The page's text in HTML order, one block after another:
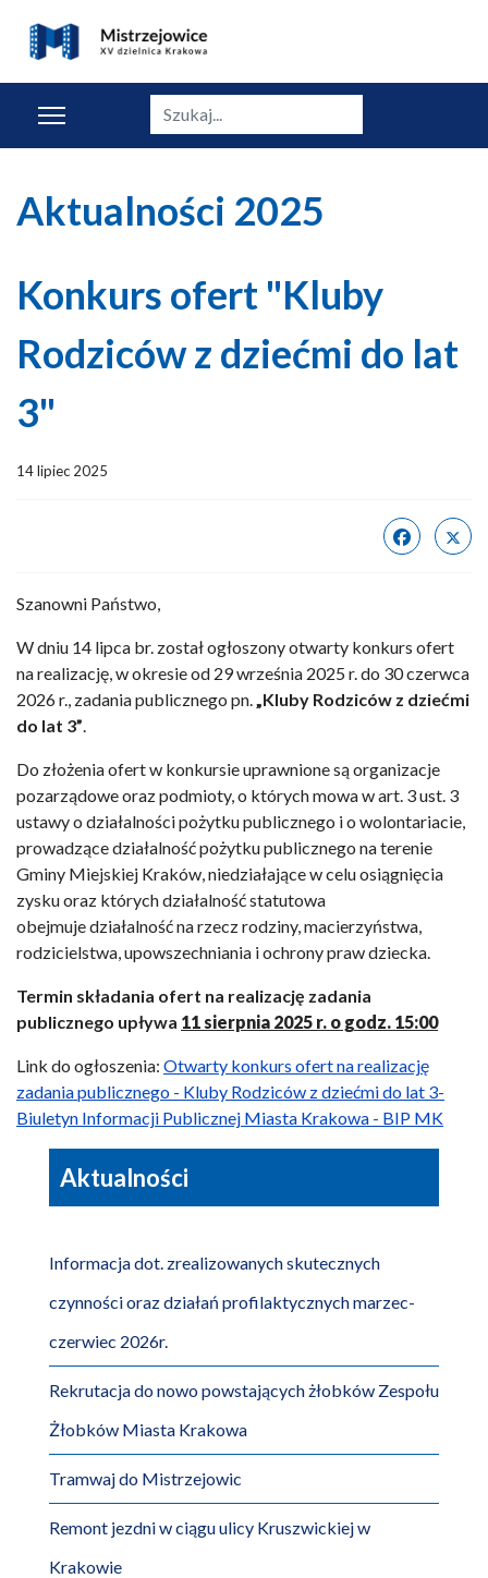
Szukaj
Aktualności 2025
Konkurs ofert "Kluby
Rodziców z dziećmi do lat
3"
14 lipiec 2025
Szanowni Państwo,
W dniu 14 lipca br. został ogłoszony otwarty konkurs ofert
na realizację, w okresie od 29 września 2025 r. do 30 czerwca
2026 r., zadania publicznego pn.„Kluby Rodziców z dziećmi
do lat 3”.
Do złożenia ofert w konkursie uprawnione są organizacje
pozarządowe oraz podmioty, o których mowa w art. 3 ust. 3
ustawy o działalności pożytku publicznego i o wolontariacie,
prowadzące działalność pożytku publicznego na terenie
Gminy Miejskiej Kraków, niedziałające w celu osiągnięcia
zysku oraz których działalność statutowa
obejmuje działalność na rzecz rodziny, macierzyństwa,
rodzicielstwa, upowszechniania i ochrony praw dziecka.
Termin składania ofert na realizację zadania
publicznego upływa 11 sierpnia 2025 r. o godz. 15:00
Link do ogłoszenia: Otwarty konkurs ofert na realizację
zadania publicznego - Kluby Rodziców z dziećmi do lat 3-
Biuletyn Informacji Publicznej Miasta Krakowa - BIP MK
Aktualności
Informacja dot. zrealizowanych skutecznych
czynności oraz działań profilaktycznych marzec-
czerwiec 2026r.
Rekrutacja do nowo powstających żłobków Zespołu
Żłobków Miasta Krakowa
Tramwaj do Mistrzejowic
Remont jezdni w ciągu ulicy Kruszwickiej w
Krakowie